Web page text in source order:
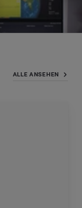
ALLE ANSEHEN